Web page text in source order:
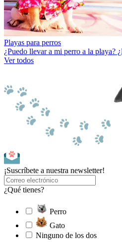
Playas para perros
¿Puedo llevar a mi perro a la playa?
Ver todos
¡Suscríbete a nuestra newsletter!
¿Qué tienes?
Perro
Gato
Ninguno de los dos